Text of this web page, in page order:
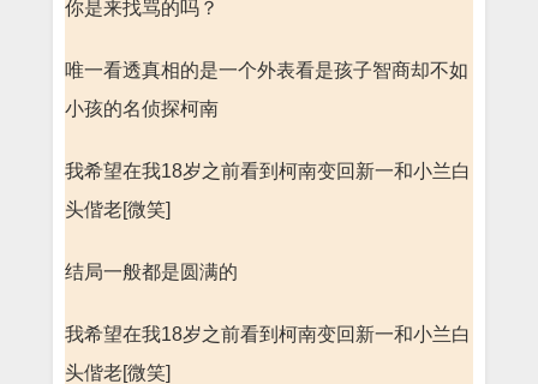
你是来找骂的吗？
唯一看透真相的是一个外表看是孩子智商却不如
小孩的名侦探柯南
我希望在我18岁之前看到柯南变回新一和小兰白
头偕老[微笑]
结局一般都是圆满的
我希望在我18岁之前看到柯南变回新一和小兰白
头偕老[微笑]